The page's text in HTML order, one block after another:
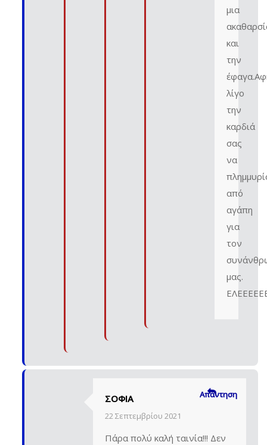
μια
και
την
λίγο
την
καρδιά
σας
να
από
αγάπη
για
τον
μας.
ΣΟΦΙΑ
22 Σεπτεμβρίου 2021
Πάρα πολύ καλή ταινία!!! Δεν
Απάντηση